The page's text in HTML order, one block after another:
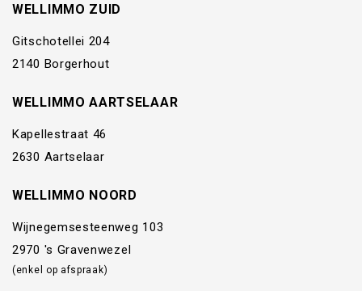
WELLIMMO ZUID
Gitschotellei 204
2140 Borgerhout
WELLIMMO AARTSELAAR
Kapellestraat 46
2630 Aartselaar
WELLIMMO NOORD
Wijnegemsesteenweg 103
2970 's Gravenwezel
(enkel op afspraak)